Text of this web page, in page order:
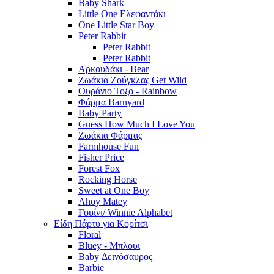
Baby Shark
Little One Ελεφαντάκι
One Little Star Boy
Peter Rabbit
Peter Rabbit
Peter Rabbit
Αρκουδάκι - Bear
Ζωάκια Ζούγκλας Get Wild
Ουράνιο Τοξο - Rainbow
Φάρμα Barnyard
Baby Party
Guess How Much I Love You
Ζωάκια Φάρμας
Farmhouse Fun
Fisher Price
Forest Fox
Rocking Horse
Sweet at One Boy
Ahoy Matey
Γουΐνι/ Winnie Alphabet
Είδη Πάρτυ για Κορίτσι
Floral
Bluey - Μπλουι
Baby Δεινόσαυρος
Barbie